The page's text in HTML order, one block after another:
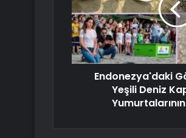
Endonezya'daki
Yeşili Deniz